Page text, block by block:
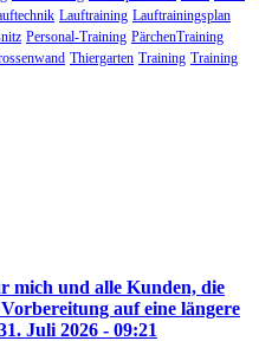
Lauftraining Lauftrainingsplan
Personal-Training PärchenTraining
Thiergarten Training Training
mich und alle Kunden, die
auf eine längere
Juli 2026 - 09:21